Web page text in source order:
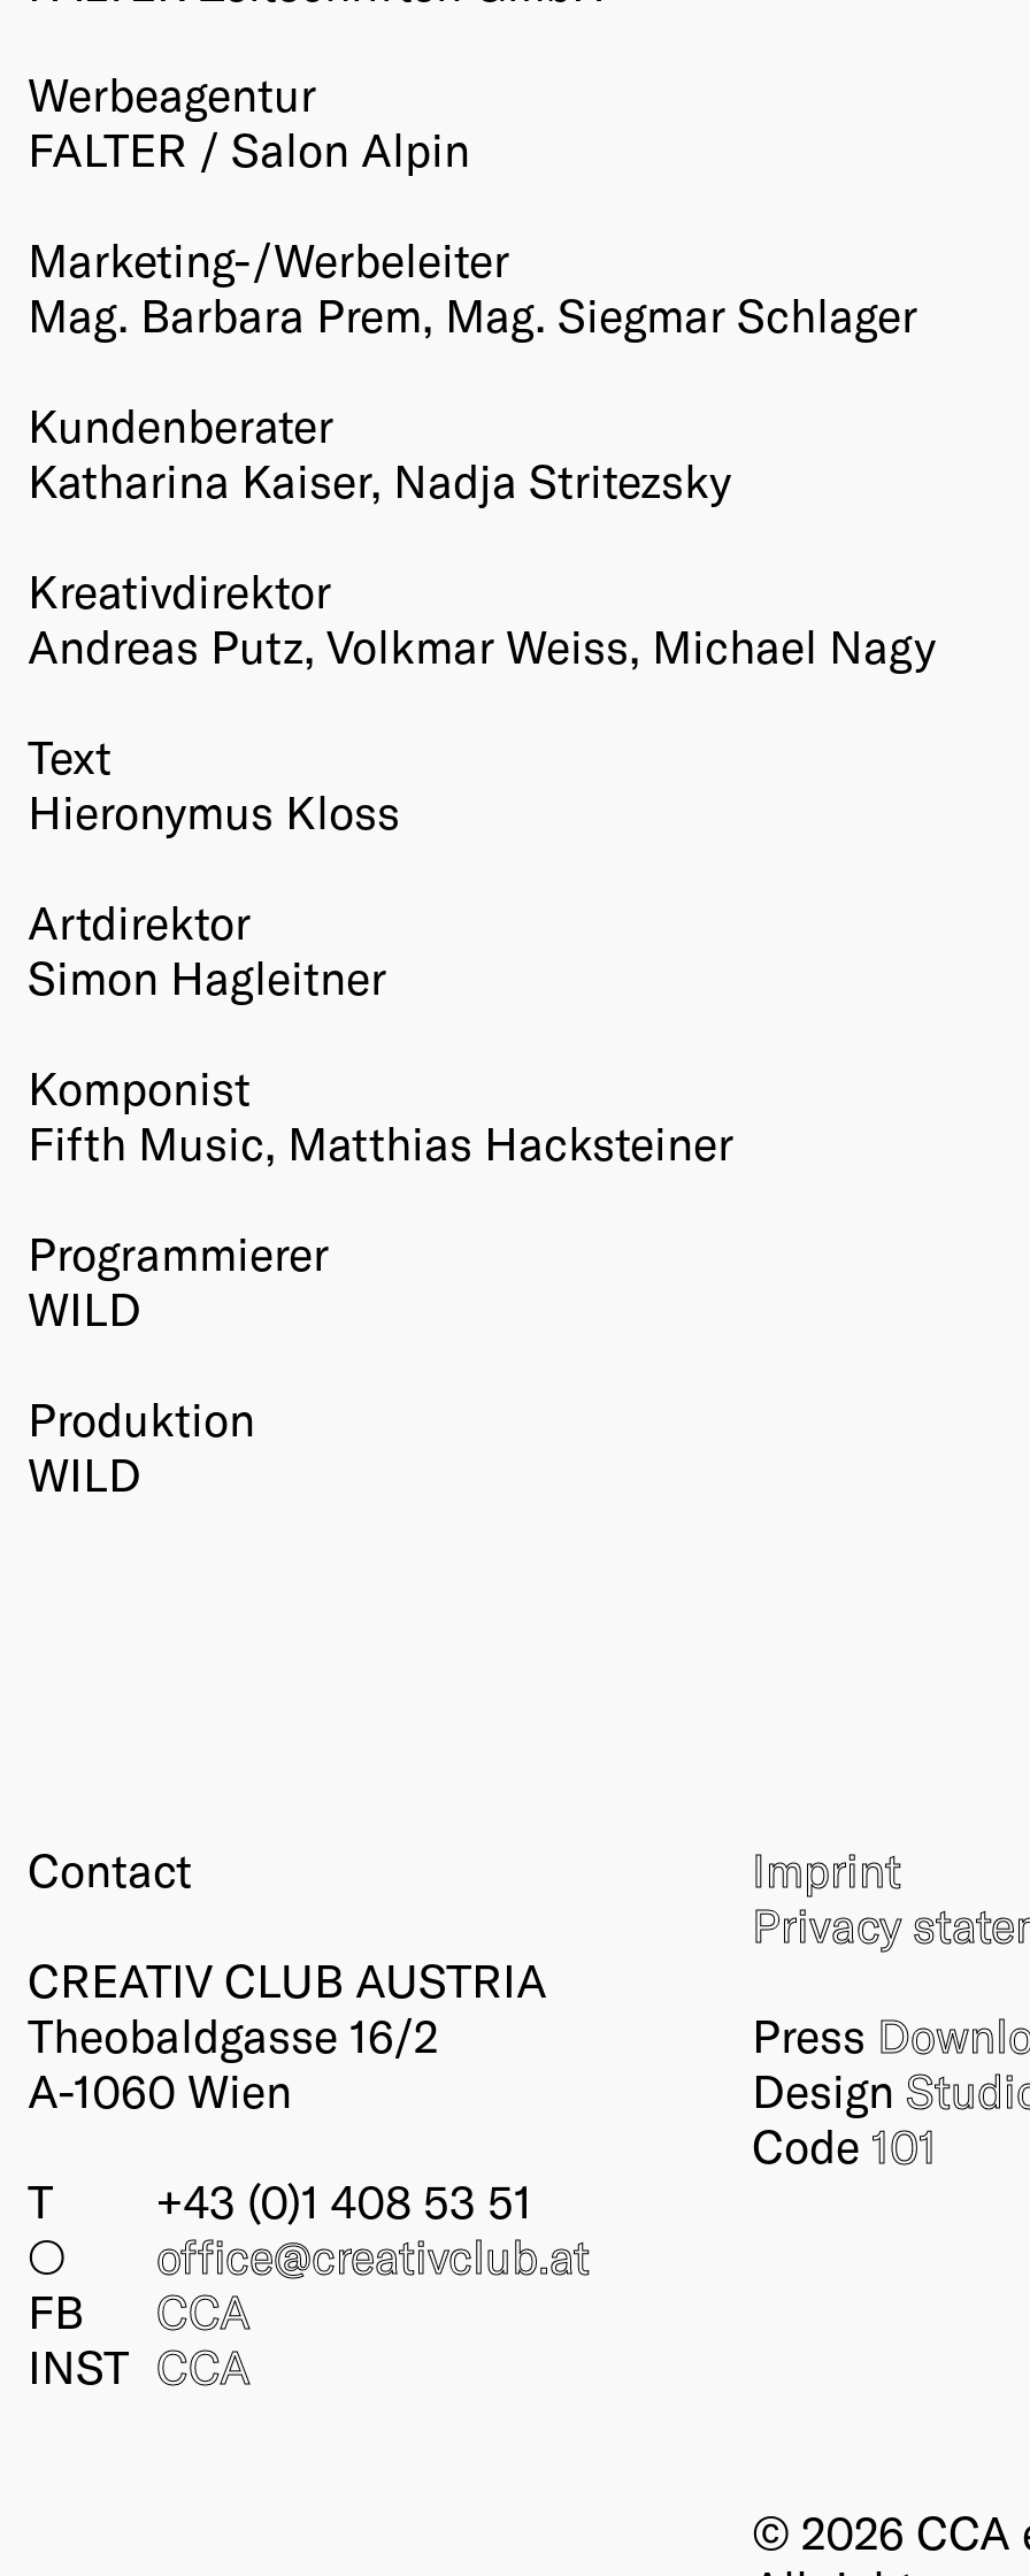
Werbeagentur
FALTER / Salon Alpin
Marketing-/Werbeleiter
Mag. Barbara Prem, Mag. Siegmar Schlager
Kundenberater
Katharina Kaiser, Nadja Stritezsky
Kreativdirektor
Andreas Putz, Volkmar Weiss, Michael Nagy
Text
Hieronymus Kloss
Artdirektor
Simon Hagleitner
Komponist
Fifth Music, Matthias Hacksteiner
Programmierer
WILD
Produktion
WILD
Contact
CREATIV CLUB AUSTRIA
Theobaldgasse 16/2
A-1060 Wien
T
+43 (0)1 408 53 51
○
office@creativclub.at
FB
CCA
INST CCA
Imprint
Privacy
Press
Design
Code 101
© 2026 CCA